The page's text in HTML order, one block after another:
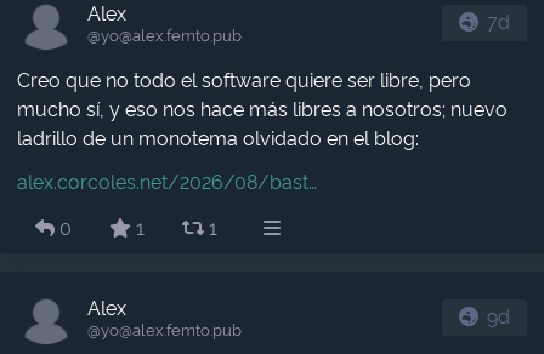
Alex
@yo​@alex.femto.pub
7d
Creo que no todo el software quiere ser libre, pero
mucho sí, y eso nos hace más libres a nosotros; nuevo
ladrillo de un monotema olvidado en el blog:
alex.corcoles.net/2026/08/bast
0
1 1
Alex
@yo​@alex.femto.pub
9d